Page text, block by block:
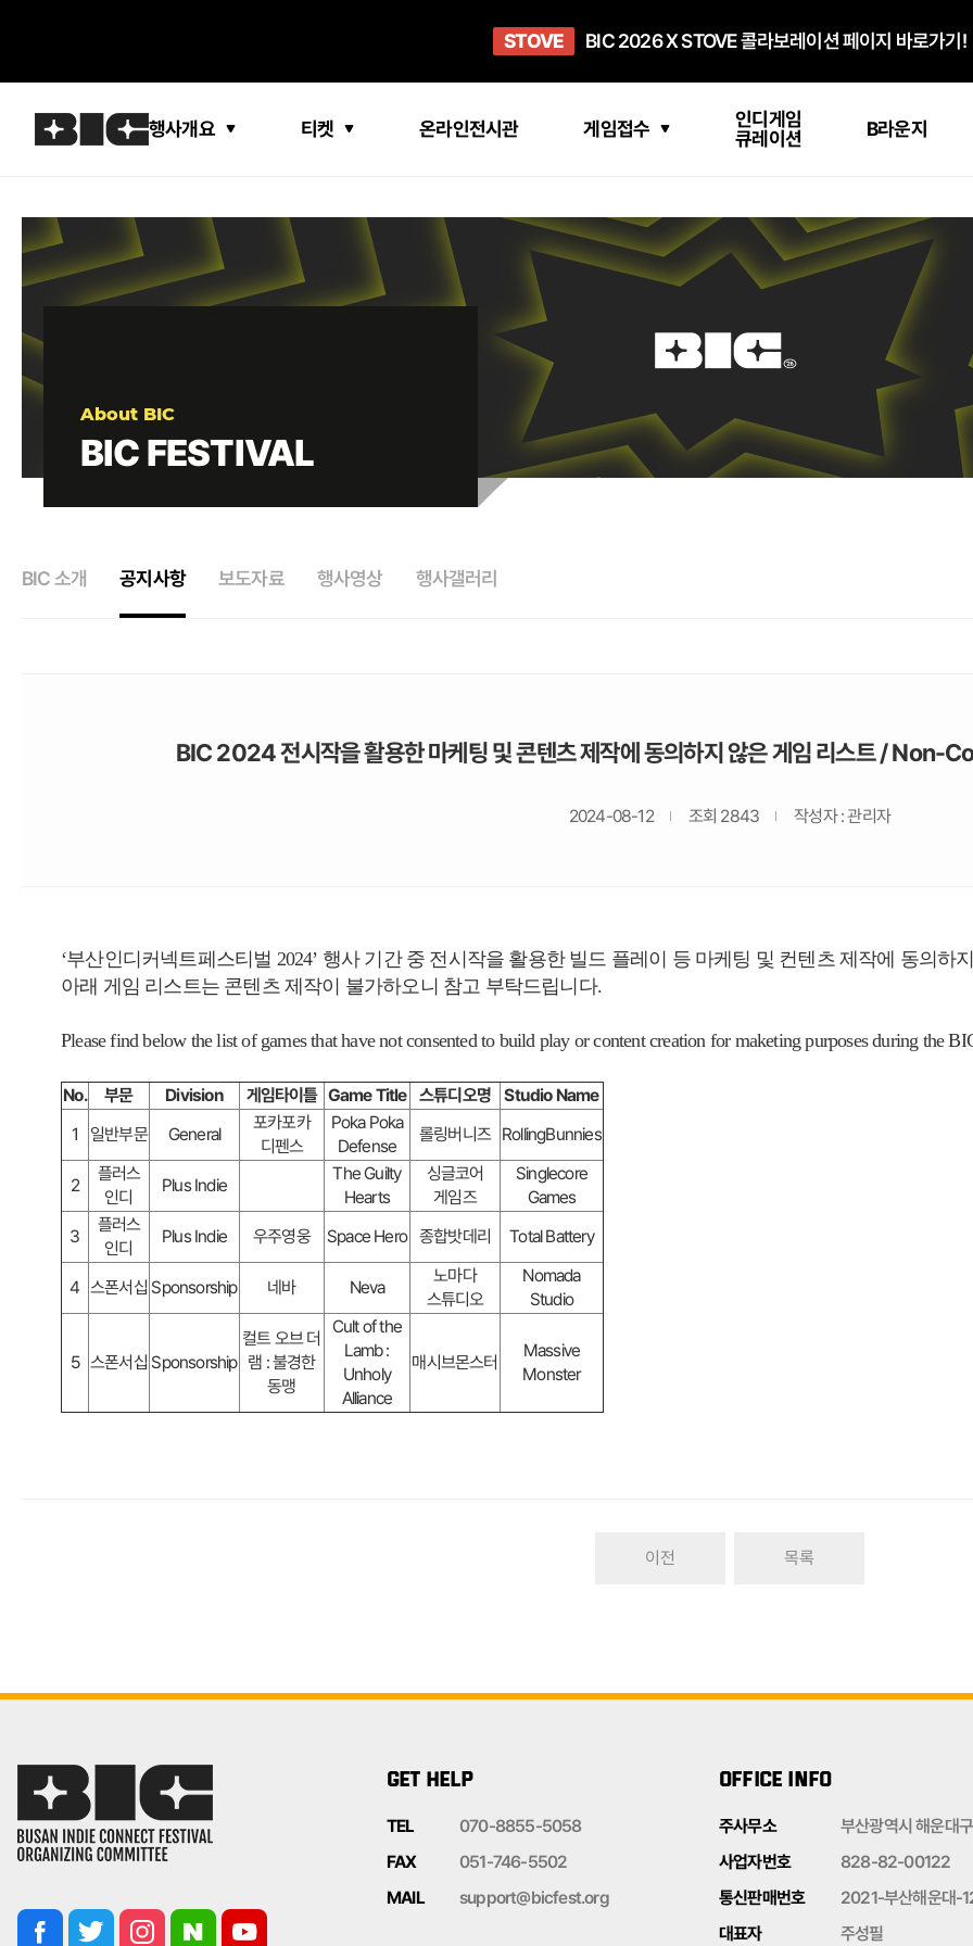
OPEN BIC 2026 STEAM SALE PAGE
STOVE BIC 2026 X STOVE 콜라보레이션 페이지 바로가기!
희망스튜디오 아이들에게 희망 버프 주고, 닌텐도 스위치2 받기!
GO TO 인디게임 테스트 베드 '비라운지' 바로가기!
GO TO '인디게임 큐레이션' 페이지 바로가기!
행사개요 티켓 온라인전시관 게임접수
인디게임
큐레이션
B라운지
About BIC
BIC FESTIVAL
BIC 소개 공지사항 보도자료 행사영상 행사갤러리
BIC 2024 전시작을 활용한 마케팅 및 콘텐츠 제작에 동의하지 않은 게임 리스트 /
2024-08-12 조회 2843 작성자 : 관리자
‘부산인디커넥트페스티벌 2024’ 행사 기간 중 전시작을 활용한 빌드 플레이 등 마케팅 및 컨텐츠 제작에 동의하
아래 게임 리스트는 콘텐츠 제작이 불가하오니 참고 부탁드립니다.
Please find below the list of games that have not consented to build play or content creation for maketing purposes during the
No. 부문 Division 게임타이틀 Game Title 스튜디오명
Studio Name
1
일반부문 General
포카포카
디펜스
Poka Poka
Defense
롤링버니즈 RollingBunnies
2
플러스
인디
Plus Indie
The Guilty
Hearts
싱글코어
게임즈
Singlecore
Games
3
플러스
인디
Plus Indie 우주영웅 Space Hero 종합밧데리 Total Battery
4 스폰서십 Sponsorship 네바 Neva
노마다
스튜디오
Nomada
Studio
5 스폰서십 Sponsorship
컬트 오브 더
램 : 불경한
동맹
Cult of the
Lamb :
Unholy
Alliance
매시브몬스터
Massive
Monster
이전 목록
GET HELP
TEL
070-8855-5058
FAX
051-746-5502
MAIL
support@bicfest.org
OFFICE INFO
주사무소
부산광역시 해운대
사업자번호
828-82-00122
통신판매번호
2021-부산해운대-
대표자
주성필